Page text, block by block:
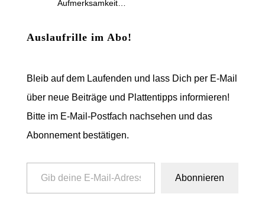
Aufmerksamkeit…
Auslaufrille im Abo!
Bleib auf dem Laufenden und lass Dich per E-Mail
über neue Beiträge und Plattentipps informieren!
Bitte im E-Mail-Postfach nachsehen und das
Abonnement bestätigen.
Gib deine E-Mail-Adresse ein ...
Abonnieren